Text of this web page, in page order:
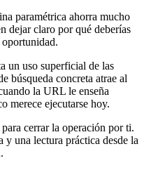
paramétrica ahorra mucho
dejar claro por qué deberías
oportunidad.
un uso superficial de las
búsqueda concreta atrae al
la URL le enseña
merece ejecutarse hoy.
cerrar la operación por ti.
y una lectura práctica desde la